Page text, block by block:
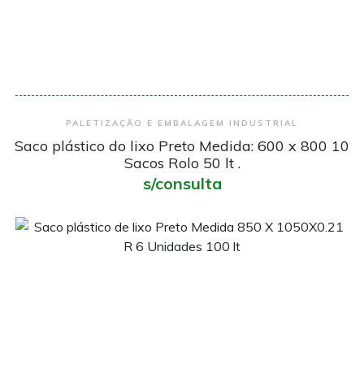
Encomendar
PALETIZAÇÃO E EMBALAGEM INDUSTRIAL
Saco plástico do lixo Preto Medida: 600 x 800 10
Sacos Rolo 50 lt .
s/consulta